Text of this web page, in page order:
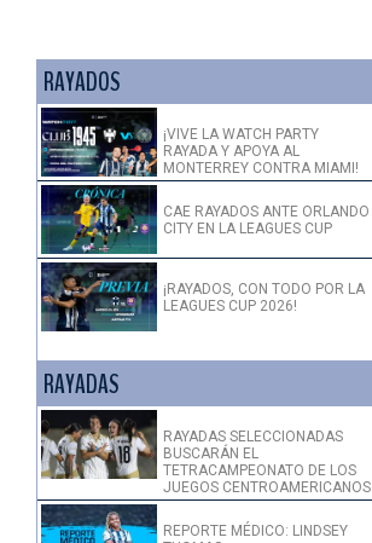
RAYADOS
¡VIVE LA WATCH PARTY
RAYADA Y APOYA AL
MONTERREY CONTRA MIAMI!
CAE RAYADOS ANTE ORLANDO
CITY EN LA LEAGUES CUP
¡RAYADOS, CON TODO POR LA
LEAGUES CUP 2026!
RAYADAS
RAYADAS SELECCIONADAS
BUSCARÁN EL
TETRACAMPEONATO DE LOS
JUEGOS CENTROAMERICANOS
REPORTE MÉDICO: LINDSEY